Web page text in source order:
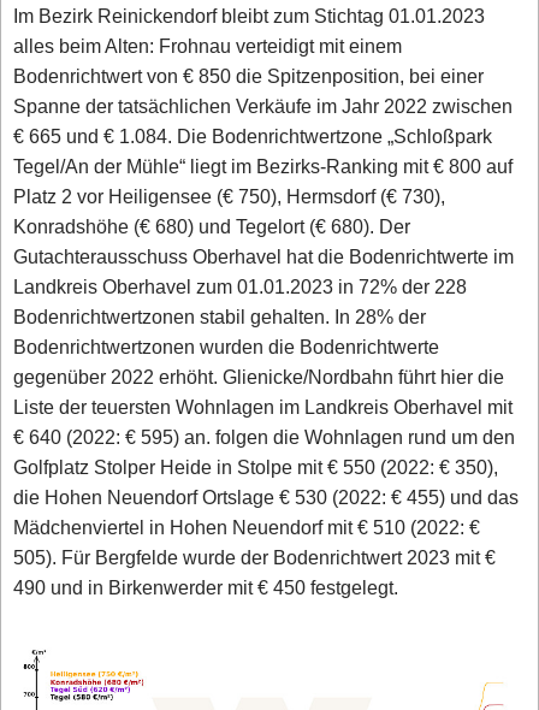
Im Bezirk Reinickendorf bleibt zum Stichtag 01.01.2023
alles beim Alten: Frohnau verteidigt mit einem
Bodenrichtwert von € 850 die Spitzenposition, bei einer
Spanne der tatsächlichen Verkäufe im Jahr 2022 zwischen
€ 665 und € 1.084. Die Bodenrichtwertzone „Schloßpark
Tegel/An der Mühle“ liegt im Bezirks-Ranking mit € 800 auf
Platz 2 vor Heiligensee (€ 750), Hermsdorf (€ 730),
Konradshöhe (€ 680) und Tegelort (€ 680). Der
Gutachterausschuss Oberhavel hat die Bodenrichtwerte im
Landkreis Oberhavel zum 01.01.2023 in 72% der 228
Bodenrichtwertzonen stabil gehalten. In 28% der
Bodenrichtwertzonen wurden die Bodenrichtwerte
gegenüber 2022 erhöht. Glienicke/Nordbahn führt hier die
Liste der teuersten Wohnlagen im Landkreis Oberhavel mit
€ 640 (2022: € 595) an. folgen die Wohnlagen rund um den
Golfplatz Stolper Heide in Stolpe mit € 550 (2022: € 350),
die Hohen Neuendorf Ortslage € 530 (2022: € 455) und das
Mädchenviertel in Hohen Neuendorf mit € 510 (2022: €
505). Für Bergfelde wurde der Bodenrichtwert 2023 mit €
490 und in Birkenwerder mit € 450 festgelegt.